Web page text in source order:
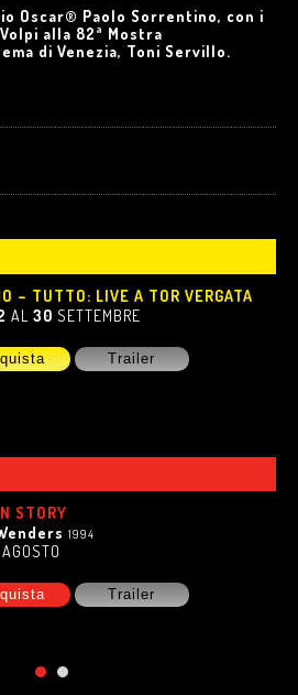
Oscar® Paolo Sorrentino, con i
alla 82ª Mostra
di Venezia, Toni Servillo.
– TUTTO: LIVE A TOR VERGATA
AL30 SETTEMBRE
Trailer
1994
Trailer